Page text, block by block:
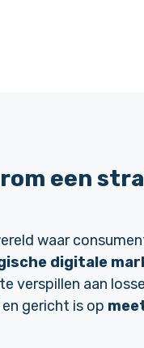
een
waar
digitale
verspillen aan
gericht is op